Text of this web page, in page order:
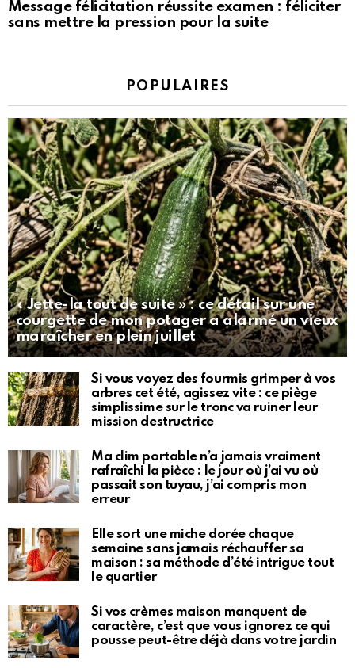
Message félicitation réussite examen : féliciter
sans mettre la pression pour la suite
POPULAIRES
« Jette-la tout de suite » : ce détail sur une
courgette de mon potager a alarmé un vieux
maraîcher en plein juillet
Si vous voyez des fourmis grimper à vos
arbres cet été, agissez vite : ce piège
simplissime sur le tronc va ruiner leur
mission destructrice
Ma clim portable n’a jamais vraiment
rafraîchi la pièce : le jour où j’ai vu où
passait son tuyau, j’ai compris mon
erreur
Elle sort une miche dorée chaque
semaine sans jamais réchauffer sa
maison : sa méthode d’été intrigue tout
le quartier
Si vos crèmes maison manquent de
caractère, c’est que vous ignorez ce qui
pousse peut-être déjà dans votre jardin